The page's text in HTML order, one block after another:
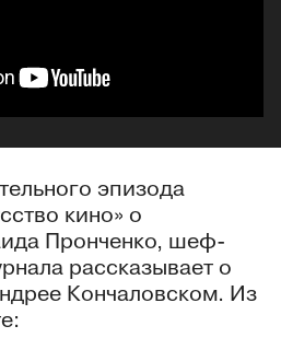
эпизода
кино» о
Пронченко, шеф-
рассказывает о
Кончаловском. Из